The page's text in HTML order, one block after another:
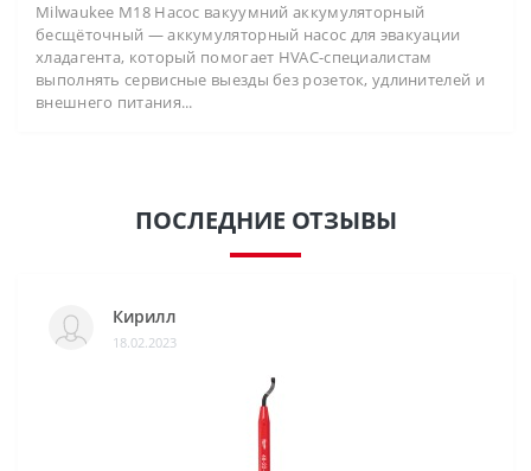
Milwaukee M18 Насос вакуумний аккумуляторный
бесщёточный — аккумуляторный насос для эвакуации
хладагента, который помогает HVAC-специалистам
выполнять сервисные выезды без розеток, удлинителей и
внешнего питания...
ПОСЛЕДНИЕ ОТЗЫВЫ
Кирилл
18.02.2023